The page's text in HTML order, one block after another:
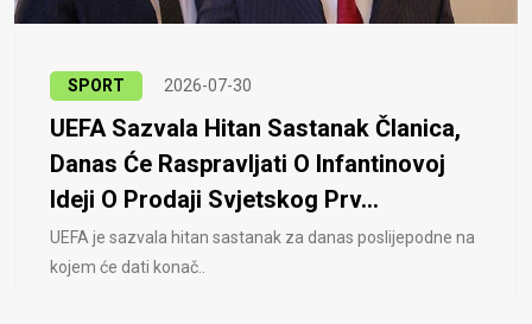
SPORT 2026-07-30
UEFA Sazvala Hitan Sastanak Članica,
Danas Će Raspravljati O Infantinovoj
Ideji O Prodaji Svjetskog Prv...
UEFA je sazvala hitan sastanak za danas poslijepodne na
kojem će dati konač..